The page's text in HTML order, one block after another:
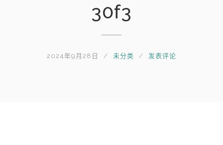
30f3
2024年9月28日 未分类 发表评论